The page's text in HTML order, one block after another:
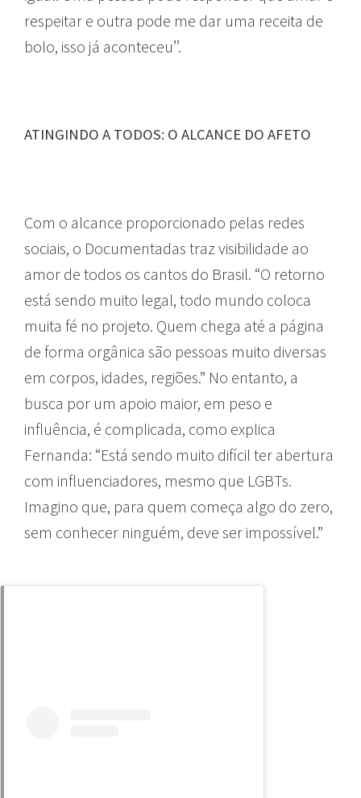
respeitar e outra pode me dar uma receita de
bolo, isso já aconteceu’’.
ATINGINDO A TODOS: O ALCANCE DO AFETO
Com o alcance proporcionado pelas redes
sociais, o Documentadas traz visibilidade ao
amor de todos os cantos do Brasil. “O retorno
está sendo muito legal, todo mundo coloca
muita fé no projeto. Quem chega até a página
de forma orgânica são pessoas muito diversas
em corpos, idades, regiões.” No entanto, a
busca por um apoio maior, em peso e
influência, é complicada, como explica
Fernanda: “Está sendo muito difícil ter abertura
com influenciadores, mesmo que LGBTs.
Imagino que, para quem começa algo do zero,
sem conhecer ninguém, deve ser impossível.”